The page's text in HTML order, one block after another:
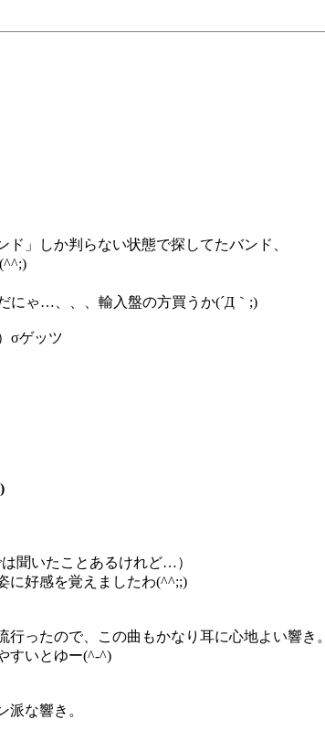
」しか判らない状態で探してたバンド、
にゃ…、、、輸入盤の方買うか(´Д｀;)
σゲッツ
聞いたことあるけれど…）
に好感を覚えましたわ(^^;;)
ったので、この曲もかなり耳に心地よい響き。
すいとゆー(^-^)
な響き。